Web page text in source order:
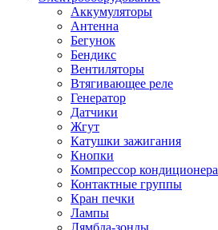
Аккумуляторы
Антенна
Бегунок
Бендикс
Вентиляторы
Втягивающее реле
Генератор
Датчики
Жгут
Катушки зажигания
Кнопки
Компрессор кондиционера
Контактные группы
Кран печки
Лампы